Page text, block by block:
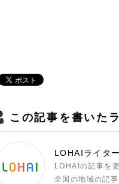
この記事を書いた
LOHAIライター
LOHAIの記事を
全国の地域の記